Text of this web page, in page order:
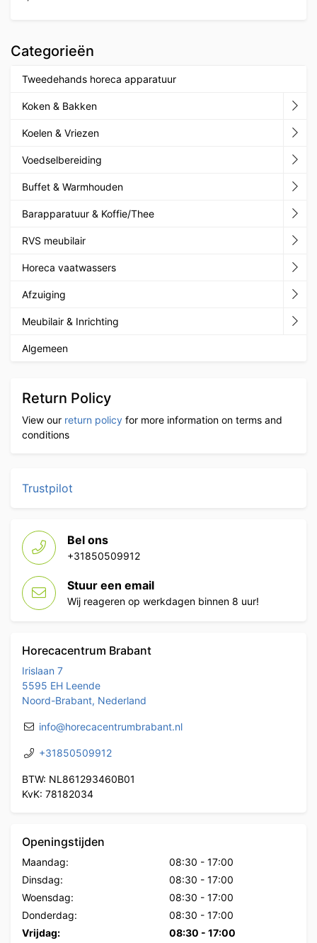
Categorieën
Tweedehands horeca apparatuur
Koken & Bakken
Koelen & Vriezen
Voedselbereiding
Buffet & Warmhouden
Barapparatuur & Koffie/Thee
RVS meubilair
Horeca vaatwassers
Afzuiging
Meubilair & Inrichting
Algemeen
Return Policy
View our return policy for more information on terms and
conditions
Trustpilot
Bel ons
+31850509912
Stuur een email
Wij reageren op werkdagen binnen 8 uur!
Horecacentrum Brabant
Irislaan 7
5595 EH Leende
Noord-Brabant, Nederland
info@horecacentrumbrabant.nl
+31850509912
BTW: NL861293460B01
KvK: 78182034
Openingstijden
Maandag: 08:30 - 17:00
Dinsdag:
08:30 - 17:00
Woensdag:
08:30 - 17:00
Donderdag:
08:30 - 17:00
Vrijdag:
08:30 - 17:00